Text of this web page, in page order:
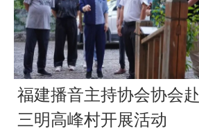
福建播音主持协会协会赴
三明高峰村开展活动